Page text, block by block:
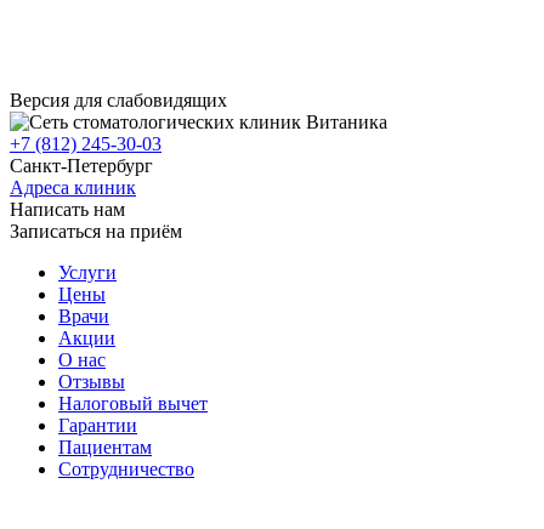
Версия для слабовидящих
+7 (812) 245-30-03
Санкт-Петербург
Адреса клиник
Написать нам
Записаться на приём
Услуги
Цены
Врачи
Акции
О нас
Отзывы
Налоговый вычет
Гарантии
Пациентам
Сотрудничество